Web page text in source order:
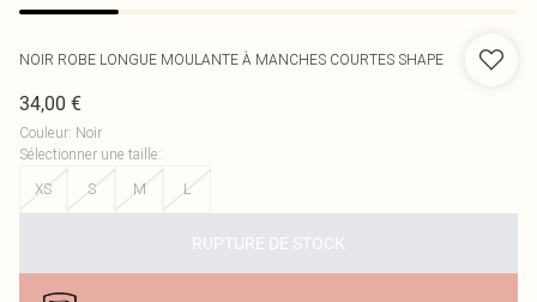
NOIR ROBE LONGUE MOULANTE À MANCHES COURTES SHAPE
34,00 €
Couleur: Noir
Sélectionner une taille:
XS
S M L
RUPTURE DE STOCK